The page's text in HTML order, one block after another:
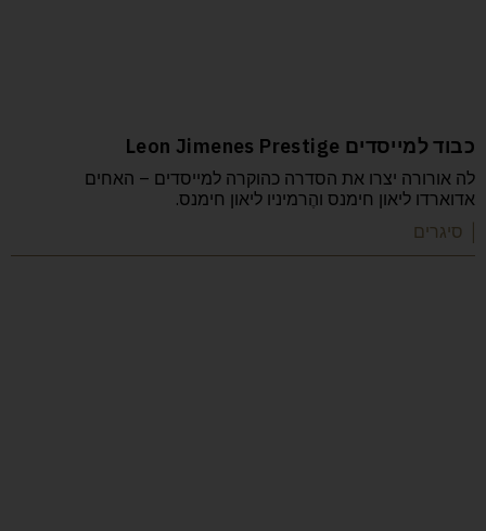
כבוד למייסדים Leon Jimenes Prestige
לה אורורה יצרו את הסדרה כהוקרה למייסדים – האחים
אדוארדו ליאון חימנס והֶרמיניו ליאון חימנס.
| סיגרים